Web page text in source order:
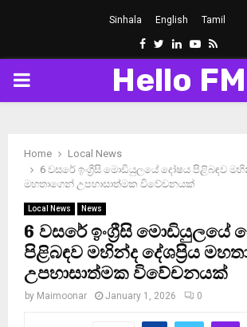
Sinhala English Tamil
Facebook
Twitter
LinkedinYoutube
Rss
PRIMARY
Hello FM
Home
Local News
6 වසරේ ඉංග්‍රීසි මොඩියුලයේ දෝෂය පිළිබඳව
මහතාගෙන් උපහාසාත්මක විවේචනයක්
Local News News
6 වසරේ ඉංග්‍රීසි මොඩියුලයේ
පිළිබඳව මහින්ද දේශප්‍රිය
උපහාසාත්මක විවේචනයක්
by Maimoonar January 1, 2026 0